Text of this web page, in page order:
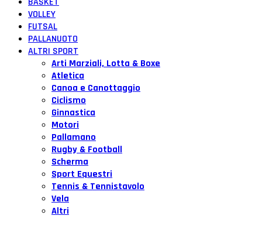
VOLLEY
FUTSAL
PALLANUOTO
ALTRI SPORT
Arti Marziali, Lotta & Boxe
Atletica
Canoa e Canottaggio
Ciclismo
Ginnastica
Motori
Pallamano
Rugby & Football
Scherma
Sport Equestri
Tennis & Tennistavolo
Vela
Altri